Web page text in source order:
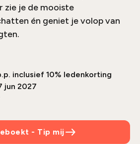
zie je de mooiste
én geniet je volop van
inclusief 10% ledenkorting
jun 2027
east
- Tip mij